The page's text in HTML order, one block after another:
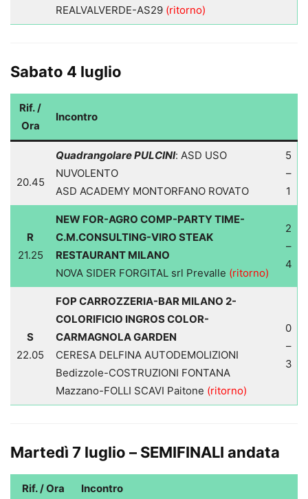
REALVALVERDE-AS29 (ritorno)
Sabato 4 luglio
Rif. /
Ora
Incontro
20.45
Quadrangolare PULCINI: ASD USO
NUVOLENTO
ASD ACADEMY MONTORFANO ROVATO
5
–
1
R
21.25
NEW FOR-AGRO COMP-PARTY TIME-
C.M.CONSULTING-VIRO STEAK
RESTAURANT MILANO
NOVA SIDER FORGITAL srl Prevalle (ritorno)
2
–
4
S
22.05
FOP CARROZZERIA-BAR MILANO 2-
COLORIFICIO INGROS COLOR-
CARMAGNOLA GARDEN
CERESA DELFINA AUTODEMOLIZIONI
Bedizzole-COSTRUZIONI FONTANA
Mazzano-FOLLI SCAVI Paitone (ritorno)
0
–
3
Martedì 7 luglio – SEMIFINALI andata
Rif. / Ora Incontro